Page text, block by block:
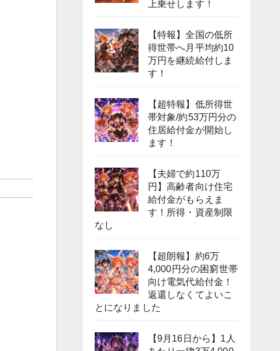
上乗せします！
【特報】全国の低所
得世帯へ月平均約10
万円を継続給付しま
す！
【超特報】低所得世
帯対象/約53万円分の
住居給付金が開始し
ます！
【夫婦で約110万
円】高齢者向け住宅
給付金がもらえま
す！所得・資産制限
なし
【超朗報】約6万
4,000円分の困窮世帯
向け電気代給付金！
返還しなくてよいこ
とになりました
【9月16日から】1人